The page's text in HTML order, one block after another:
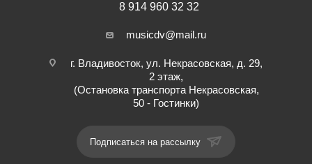
8 914 960 32 32
musicdv@mail.ru
г. Владивосток, ул. Некрасовская, д. 29,
2 этаж,
(Остановка транспорта Некрасовская,
50 - Гостинки)
Подписаться на рассылку